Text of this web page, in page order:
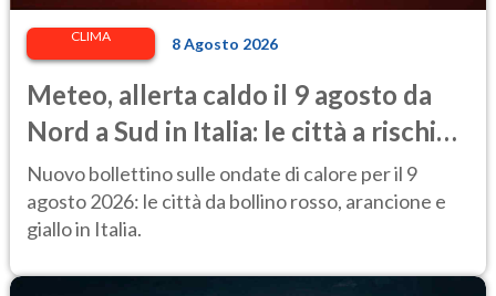
CLIMA 8 Agosto 2026
Meteo, allerta caldo il 9 agosto da
Nord a Sud in Italia: le città a rischio
per il Ministero della Salute
Nuovo bollettino sulle ondate di calore per il 9
agosto 2026: le città da bollino rosso, arancione e
giallo in Italia.